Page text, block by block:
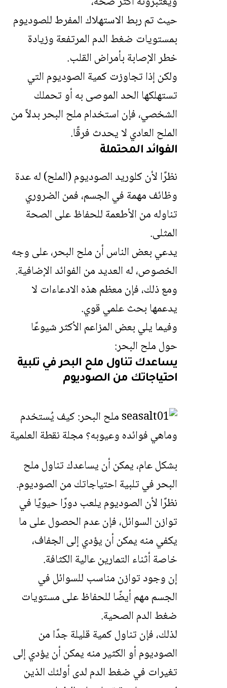
حيث تم ربط الاستهلاك المفرط للصوديوم
بمستويات ضغط الدم المرتفعة وزيادة
خطر الإصابة بأمراض القلب.
ولكن إذا تجاوزت كمية الصوديوم التي
تستهلكها الحد الموصى به أو تحملك
الشخصي، فإن استخدام ملح البحر بدلاً من
الملح العادي لا يحدث فرقًا.
الفوائد المحتملة
نظرًا لأن كلوريد الصوديوم (الملح) له عدة
وظائف مهمة في الجسم، فمن الضروري
تناوله من الأطعمة للحفاظ على الصحة
المثلى.
يدعي بعض الناس أن ملح البحر، على وجه
الخصوص، له العديد من الفوائد الإضافية.
ومع ذلك، فإن معظم هذه الادعاءات لا
يدعمها بحث علمي قوي.
وفيما يلي بعض المزاعم الأكثر شيوعًا
حول ملح البحر:
يساعدك تناول ملح البحر في تلبية
احتياجاتك من الصوديوم
بشكل عام، يمكن أن يساعدك تناول ملح
البحر في تلبية احتياجاتك من الصوديوم.
نظرًا لأن الصوديوم يلعب دورًا حيويًا في
توازن السوائل، فإن عدم الحصول على ما
يكفي منه يمكن أن يؤدي إلى الجفاف،
خاصة أثناء التمارين عالية الكثافة.
إن وجود توازن مناسب للسوائل في
الجسم مهم أيضًا للحفاظ على مستويات
ضغط الدم الصحية.
لذلك، فإن تناول كمية قليلة جدًا من
الصوديوم أو الكثير منه يمكن أن يؤدي إلى
تغيرات في ضغط الدم لدى أولئك الذين